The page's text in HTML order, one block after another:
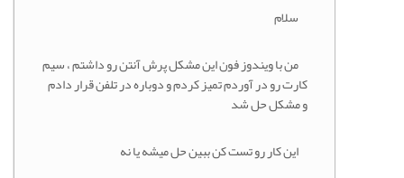
سلام
من با ویندوز فون این مشکل پرش آنتن رو داشتم ، سیم
کارت رو در آوردم تمیز کردم و دوباره در تلفن قرار دادم
و مشکل حل شد
این کار رو تست کن ببین حل میشه یا نه